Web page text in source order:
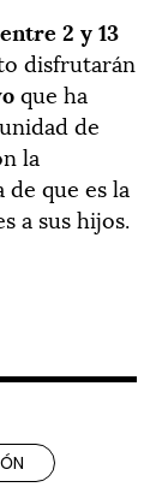
2 y 13
disfrutarán
que ha
de
la
que es la
a sus hijos.